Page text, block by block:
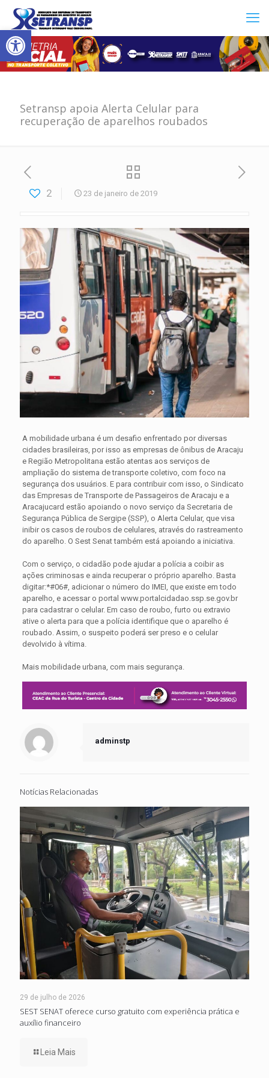
Abrir a barra de ferramentas
Setransp apoia Alerta Celular para
recuperação de aparelhos roubados
2 23 de janeiro de 2019
A mobilidade urbana é um desafio enfrentado por diversas
cidades brasileiras, por isso as empresas de ônibus de Aracaju
e Região Metropolitana estão atentas aos serviços de
ampliação do sistema de transporte coletivo, com foco na
segurança dos usuários. E para contribuir com isso, o Sindicato
das Empresas de Transporte de Passageiros de Aracaju e a
Aracajucard estão apoiando o novo serviço da Secretaria de
Segurança Pública de Sergipe (SSP), o Alerta Celular, que visa
inibir os casos de roubos de celulares, através do rastreamento
do aparelho. O Sest Senat também está apoiando a iniciativa.
Com o serviço, o cidadão pode ajudar a polícia a coibir as
ações criminosas e ainda recuperar o próprio aparelho. Basta
digitar:*#06#, adicionar o número do IMEI, que existe em todo
aparelho, e acessar o portal www.portalcidadao.ssp.se.gov.br
para cadastrar o celular. Em caso de roubo, furto ou extravio
ative o alerta para que a polícia identifique que o aparelho é
roubado. Assim, o suspeito poderá ser preso e o celular
devolvido à vítima.
Mais mobilidade urbana, com mais segurança.
adminstp
Notícias Relacionadas
29 de julho de 2026
SEST SENAT oferece curso gratuito com experiência prática e
auxílio financeiro
Leia Mais